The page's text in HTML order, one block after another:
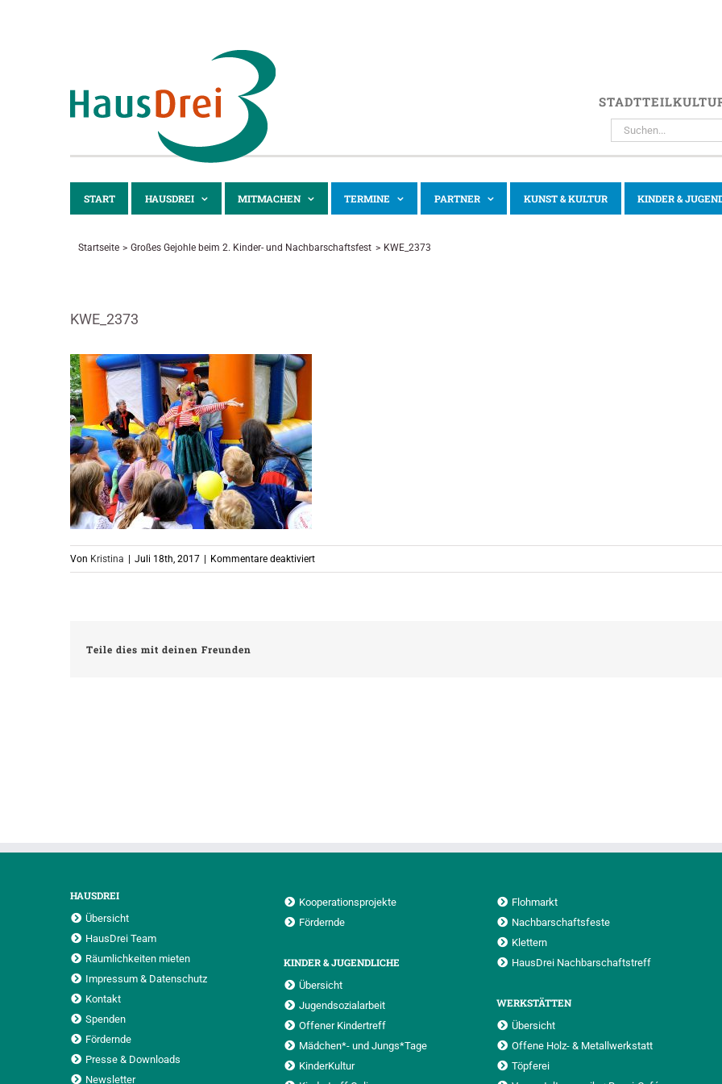
SUCHE
NACH:
START HAUSDREI MITMACHEN TERMINE PARTNER KUNST & KULTUR KINDER &
Startseite Großes Gejohle beim 2. Kinder- und Nachbarschaftsfest KWE_2373
KWE_2373
Von Kristina Juli 18th, 2017 Kommentare deaktiviertfür
KWE_2373
Teile dies mit deinen Freunden
HAUSDREI
Übersicht
HausDrei Team
Räumlichkeiten mieten
Impressum & Datenschutz
Kontakt
Spenden
Fördernde
Presse & Downloads
Newsletter
Kooperationsprojekte
Fördernde
KINDER & JUGENDLICHE
Übersicht
Jugendsozialarbeit
Offener Kindertreff
Mädchen*- und Jungs*Tage
KinderKultur
Flohmarkt
Nachbarschaftsfeste
Klettern
HausDrei Nachbarschaftstreff
WERKSTÄTTEN
Übersicht
Offene Holz- & Metallwerkstatt
Töpferei